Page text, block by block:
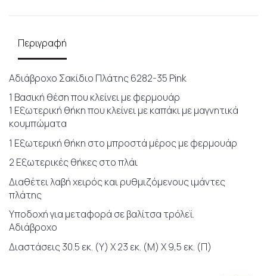
Περιγραφή
Αδιάβροχο Σακίδιο Πλάτης 6282-35 Pink
1 Βασική θέση που κλείνει με φερμουάρ
1 Εξωτερική θήκη που κλείνει με καπάκι με μαγνητικά
κουμπώματα
1 Εξωτερική θήκη στο μπροστά μέρος με φερμουάρ
2 Εξωτερικές θήκες στο πλάι
Διαθέτει λαβή χειρός και ρυθμιζόμενους ιμάντες
πλάτης
Υποδοχή για μεταφορά σε βαλίτσα τρόλεϊ.
Αδιάβροχο
Διαστάσεις 30.5 εκ. (Υ) Χ 23 εκ. (Μ) Χ 9,5 εκ. (Π)